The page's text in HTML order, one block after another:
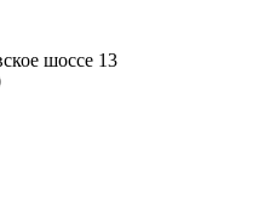
шоссе 13